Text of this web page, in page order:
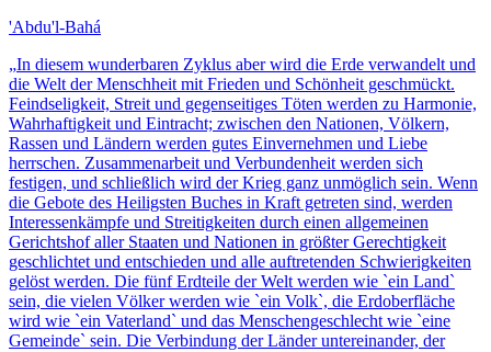
'Abdu'l-Bahá
„In diesem wunderbaren Zyklus aber wird die Erde verwandelt und
die Welt der Menschheit mit Frieden und Schönheit geschmückt.
Feindseligkeit, Streit und gegenseitiges Töten werden zu Harmonie,
Wahrhaftigkeit und Eintracht; zwischen den Nationen, Völkern,
Rassen und Ländern werden gutes Einvernehmen und Liebe
herrschen. Zusammenarbeit und Verbundenheit werden sich
festigen, und schließlich wird der Krieg ganz unmöglich sein. Wenn
die Gebote des Heiligsten Buches in Kraft getreten sind, werden
Interessenkämpfe und Streitigkeiten durch einen allgemeinen
Gerichtshof aller Staaten und Nationen in größter Gerechtigkeit
geschlichtet und entschieden und alle auftretenden Schwierigkeiten
gelöst werden. Die fünf Erdteile der Welt werden wie `ein Land`
sein, die vielen Völker werden wie `ein Volk`, die Erdoberfläche
wird wie `ein Vaterland` und das Menschengeschlecht wie `eine
Gemeinde` sein. Die Verbindung der Länder untereinander, der